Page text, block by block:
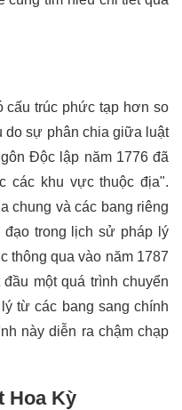
cấu trúc phức tạp hơn so
do sự phân chia giữa luật
Độc lập năm 1776 đã
các khu vực thuộc địa".
chung và các bang riêng
đạo trong lịch sử pháp lý
thông qua vào năm 1787
một quá trình chuyển
từ các bang sang chính
này diễn ra chậm chạp
Hoa Kỳ